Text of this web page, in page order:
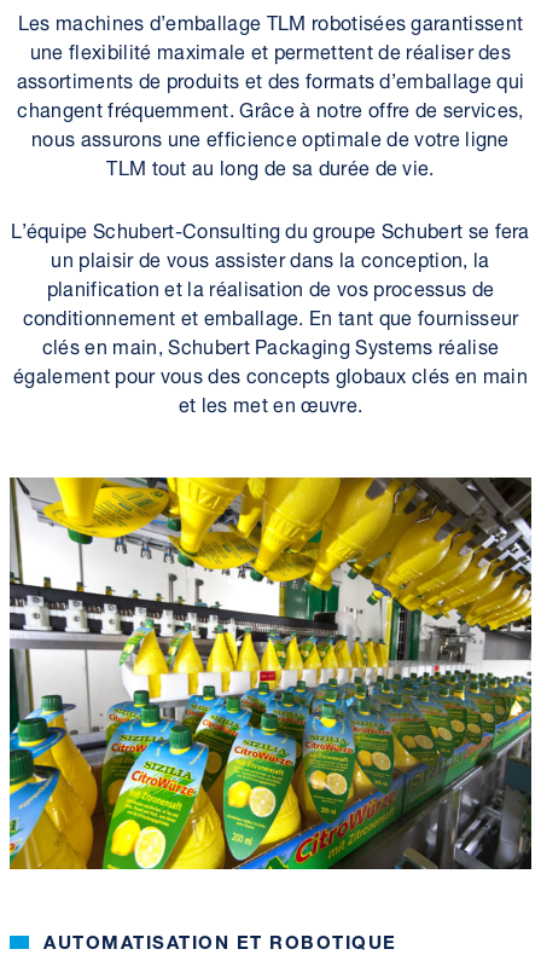
Les machines d’emballage TLM robotisées garantissent
une flexibilité maximale et permettent de réaliser des
assortiments de produits et des formats d’emballage qui
changent fréquemment. Grâce à notre offre de services,
nous assurons une efficience optimale de votre ligne
TLM tout au long de sa durée de vie.
L’équipe Schubert-Consulting du groupe Schubert se fera
un plaisir de vous assister dans la conception, la
planification et la réalisation de vos processus de
conditionnement et emballage. En tant que fournisseur
clés en main, Schubert Packaging Systems réalise
également pour vous des concepts globaux clés en main
et les met en œuvre.
AUTOMATISATION ET ROBOTIQUE